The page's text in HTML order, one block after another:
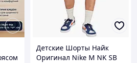
Детские Шорты Найк
Оригинал Nike M NK SB